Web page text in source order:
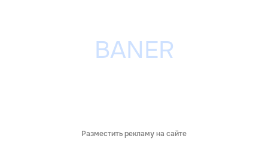
Разместить рекламу на сайте